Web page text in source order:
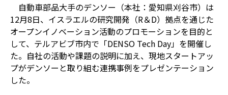
自動車部品大手のデンソー（本社：愛知県刈谷市）は
12月8日、イスラエルの研究開発（R＆D）拠点を通じた
オープンイノベーション活動のプロモーションを目的と
して、テルアビブ市内で「DENSO Tech Day」を開催し
た。自社の活動や課題の説明に加え、現地スタートアッ
プがデンソーと取り組む連携事例をプレゼンテーション
した。